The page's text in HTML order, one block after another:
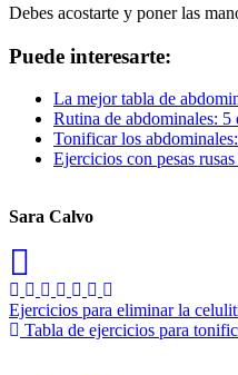
Debes acostarte y poner las
Puede interesarte:
La mejor tabla de
Rutina de abdominales:
Tonificar los
Ejercicios con pesas
Sara Calvo
Navegación
de
Ejercicios para eliminar la
Tabla de ejercicios para